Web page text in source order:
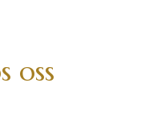
oss